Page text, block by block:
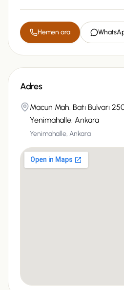
Hemen ara
Adres
Macun Mah. Batı Bulvarı
Yenimahalle, Ankara
Yenimahalle, Ankara